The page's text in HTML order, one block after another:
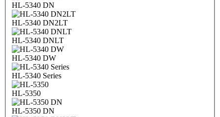
HL-5340 DN
HL-5340 DN2LT
HL-5340 DNLT
HL-5340 DW
HL-5340 Series
HL-5350
HL-5350 DN